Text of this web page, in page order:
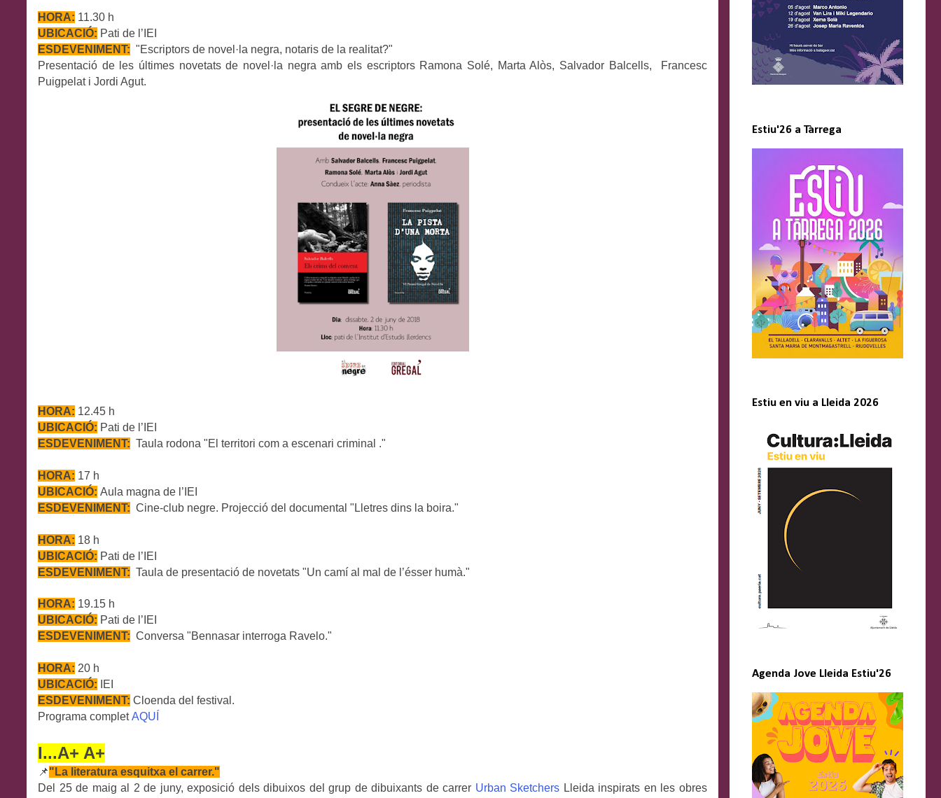
HORA: 11.30 h
UBICACIÓ: Pati de l’IEI
ESDEVENIMENT: "Escriptors de novel·la negra, notaris de la realitat?"
Presentació de les últimes novetats de novel·la negra amb els escriptors Ramona Solé, Marta Alòs, Salvador Balcells, Francesc
Puigpelat i Jordi Agut.
HORA: 12.45 h
UBICACIÓ: Pati de l’IEI
ESDEVENIMENT: Taula rodona "El territori com a escenari criminal ."
HORA: 17 h
UBICACIÓ: Aula magna de l’IEI
ESDEVENIMENT: Cine-club negre. Projecció del documental "Lletres dins la boira."
HORA: 18 h
UBICACIÓ: Pati de l’IEI
ESDEVENIMENT: Taula de presentació de novetats "Un camí al mal de l’ésser humà."
HORA: 19.15 h
UBICACIÓ: Pati de l’IEI
ESDEVENIMENT: Conversa "Bennasar interroga Ravelo."
HORA: 20 h
UBICACIÓ:
IEI
ESDEVENIMENT: C loenda del festival.
Programa completAQUÍ
I...A+ A+
📌" La literatura esquitxa el carrer."
Del 25 de maig al 2 de juny, exposició dels dibuixos del grup de dibuixants de carrer Urban Sketchers Lleida inspirats en les obres
Estiu'26 a Tàrrega
Estiu en viu a Lleida 2026
Agenda Jove Lleida Estiu'26